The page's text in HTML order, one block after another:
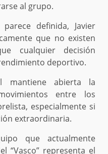
al grupo.
definida, Javier
que no existen
cualquier decisión
deportivo.
mantiene abierta la
entre los
especialmente si
extraordinaria.
que actualmente
“Vasco” representa el